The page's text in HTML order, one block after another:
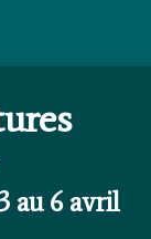
au 6 avril